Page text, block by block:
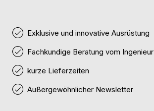
Exklusive und innovative Ausrüstung
Fachkundige Beratung vom Ingenieur
kurze Lieferzeiten
Außergewöhnlicher Newsletter